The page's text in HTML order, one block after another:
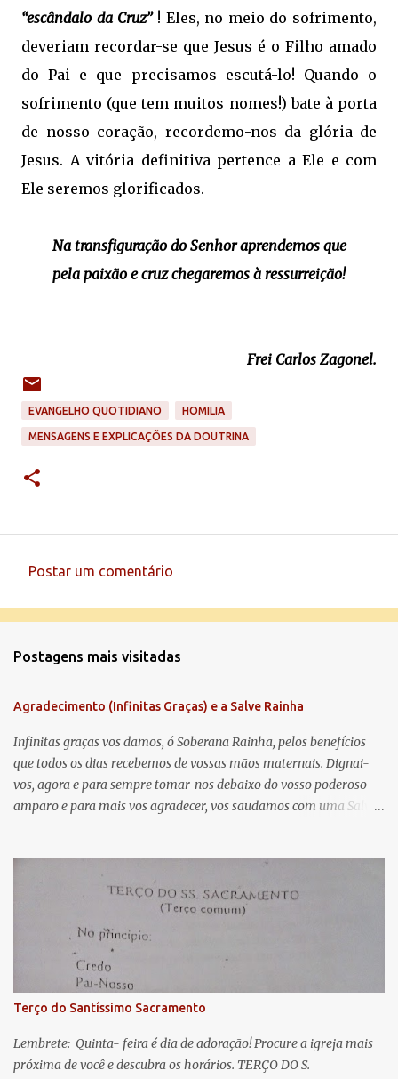
“escândalo da Cruz” ! Eles, no meio do sofrimento,
deveriam recordar-se que Jesus é o Filho amado
do Pai e que precisamos escutá-lo! Quando o
sofrimento (que tem muitos nomes!) bate à porta
de nosso coração, recordemo-nos da glória de
Jesus. A vitória definitiva pertence a Ele e com
Ele seremos glorificados.
Na transfiguração do Senhor aprendemos que
pela paixão e cruz chegaremos à ressurreição!
Frei Carlos Zagonel.
EVANGELHO QUOTIDIANO HOMILIA
MENSAGENS E EXPLICAÇÕES DA DOUTRINA
e
t
á
r
i
o
Postar um comentário
Postagens mais visitadas
Agradecimento (Infinitas Graças) e a Salve Rainha
Infinitas graças vos damos, ó Soberana Rainha, pelos benefícios
que todos os dias recebemos de vossas mãos maternais. Dignai-
vos, agora e para sempre tomar-nos debaixo do vosso poderoso
amparo e para mais vos agradecer, vos saudamos com uma Salve
lágrimas. Eia, pois, Advogada nossa, estes vossos olhos
misericordiosos a nós volvei, e depois deste desterro, mostrai-nos
Jesus. Bendito é o fruto do vosso ventre, ó clemente, ó piedosa, ó
doce e sempre Virgem Maria. Rogai por nós Santa Mãe de Deus.
Para que sejamos dignos das promessas de Cristo. Amém.
Terço do Santíssimo Sacramento
Lembrete: Quinta- feira é dia de adoração! Procure a igreja mais
próxima de você e descubra os horários. TERÇO DO S.